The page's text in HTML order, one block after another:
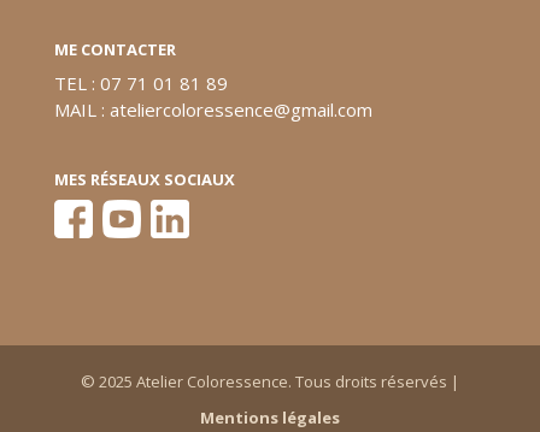
ME CONTACTER
TEL : 07 71 01 81 89
MAIL : ateliercoloressence@gmail.com
MES RÉSEAUX SOCIAUX
© 2025 Atelier Coloressence. Tous droits réservés |
Mentions légales